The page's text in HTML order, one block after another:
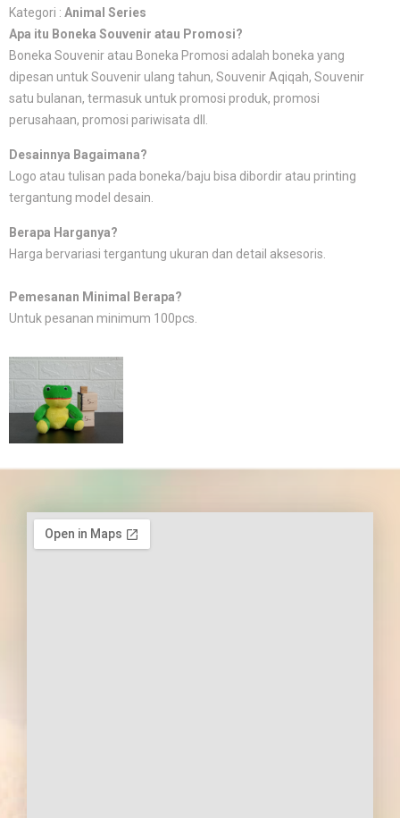
Kategori : Animal Series
Apa itu Boneka Souvenir atau Promosi?
Boneka Souvenir atau Boneka Promosi adalah boneka yang
dipesan untuk Souvenir ulang tahun, Souvenir Aqiqah, Souvenir
satu bulanan, termasuk untuk promosi produk, promosi
perusahaan, promosi pariwisata dll.
Desainnya Bagaimana?
Logo atau tulisan pada boneka/baju bisa dibordir atau printing
tergantung model desain.
Berapa Harganya?
Harga bervariasi tergantung ukuran dan detail aksesoris.
Pemesanan Minimal Berapa?
Untuk pesanan minimum 100pcs.